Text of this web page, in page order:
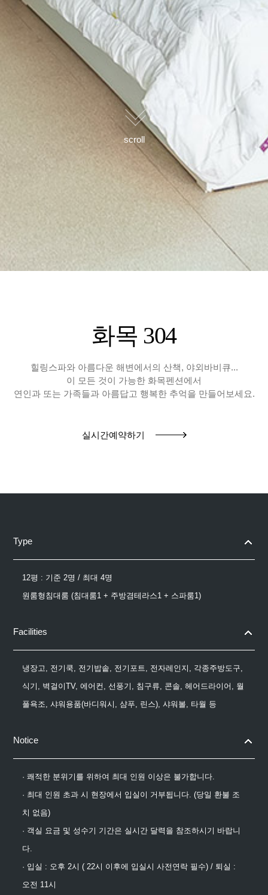
scroll
화목 304
힐링스파와 아름다운 해변에서의 산책, 야외바비큐...
이 모든 것이 가능한 화목펜션에서
연인과 또는 가족들과 아름답고 행복한 추억을 만들어보세요.
실시간예약하기
Type
12평 : 기준 2명 / 최대 4명
원룸형침대룸 (침대룸1 + 주방겸테라스1 + 스파룸1)
Facilities
냉장고, 전기쿡, 전기밥솥, 전기포트, 전자레인지, 각종주방도구,
식기, 벽걸이TV, 에어컨, 선풍기, 침구류, 콘솔, 헤어드라이어, 월
풀욕조, 샤워용품(바디워시, 샴푸, 린스), 샤워볼, 타월 등
Notice
· 쾌적한 분위기를 위하여 최대 인원 이상은 불가합니다.
· 최대 인원 초과 시 현장에서 입실이 거부됩니다. (당일 환불 조
치 없음)
· 객실 요금 및 성수기 기간은 실시간 달력을 참조하시기 바랍니
다.
· 입실 : 오후 2시 ( 22시 이후에 입실시 사전연락 필수) / 퇴실 :
오전 11시